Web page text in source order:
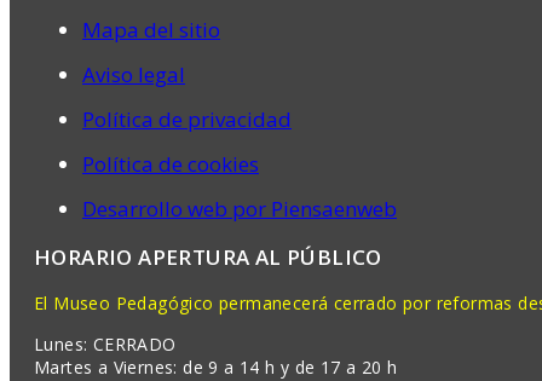
Mapa del sitio
Aviso legal
Política de privacidad
Política de cookies
Desarrollo web por Piensaenweb
HORARIO APERTURA AL PÚBLICO
El Museo Pedagógico permanecerá cerrado por reformas
Lunes: CERRADO
Martes a Viernes: de 9 a 14 h y de 17 a 20 h